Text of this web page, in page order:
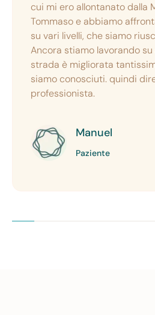
cui mi ero allontanato dalla
Tommaso e abbiamo
su vari livelli, che siamo
Ancora stiamo lavorando su
strada è migliorata
siamo conosciuti. quindi
professionista.
Manuel
Paziente